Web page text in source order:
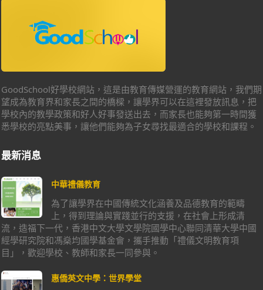
GoodSchool好學校網站，這是由教育傳媒營運的教育網站，我們期
望成為教育界和家長之間的橋樑，讓學界可以在這裡發放訊息，把
學校內的教學政策和好人好事發送出去，而家長也能夠第一時間獲
悉學校的亮點美事，讓他們能夠為子女尋找最適合的學校和課程。
最新消息
中華禮儀教育
為了讓學界在中國傳統文化涵養及品德教育的範疇
上，得到理論與實踐並行的支援，在社會上形成清
流，造福下一代，香港中文大學文學院國學中心聯同清華大學中國
經學研究院和馮燊均國學基金會，攜手推動「禮儀文明教育項
目」，歡迎學校、教師和家長一同參與。
惠僑英文中學：世界學堂